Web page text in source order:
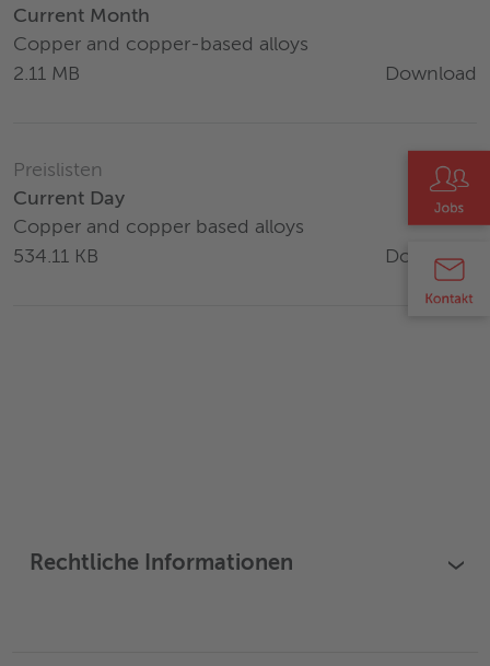
Current Month
Copper and copper-based alloys
2.11 MB
Download
Preislisten
Current Day
Copper and copper based alloys
534.11 KB
Download
Rechtliche Informationen ›